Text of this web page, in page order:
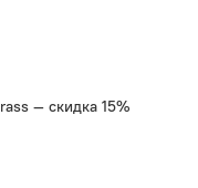
— скидка 15%